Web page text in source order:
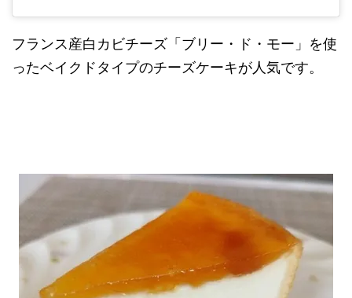
フランス産白カビチーズ「ブリー・ド・モー」を使
ったベイクドタイプのチーズケーキが人気です。